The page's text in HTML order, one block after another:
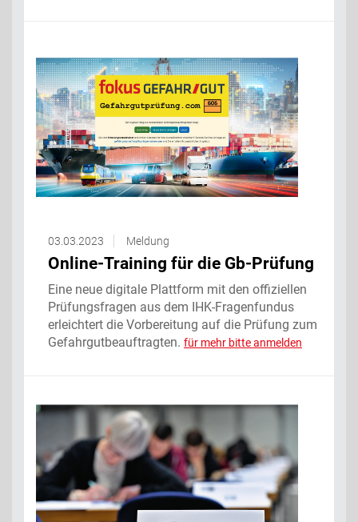
03.03.2023 Meldung
Online-Training für die Gb-Prüfung
Eine neue digitale Plattform mit den offiziellen
Prüfungsfragen aus dem IHK-Fragenfundus
erleichtert die Vorbereitung auf die Prüfung zum
Gefahrgutbeauftragten. für mehr bitte anmelden